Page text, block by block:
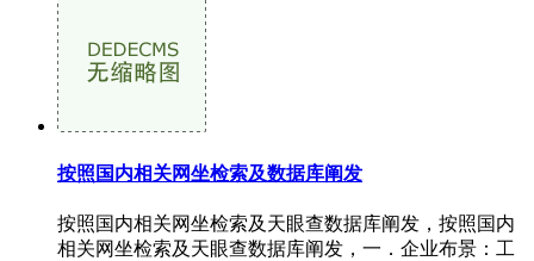
按照国内相关网坐检索及数据库阐发
按照国内相关网坐检索及天眼查数据库阐发，按照国内
相关网坐检索及天眼查数据库阐发，一．企业布景：工